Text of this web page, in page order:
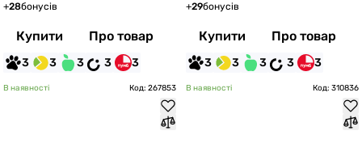
+28бонусів
Купити Про товар
3 3 3 3 3
+29бонусів
Купити Про товар
3 3 3 3 3
В наявності Код: 267853 В наявності Код: 310836